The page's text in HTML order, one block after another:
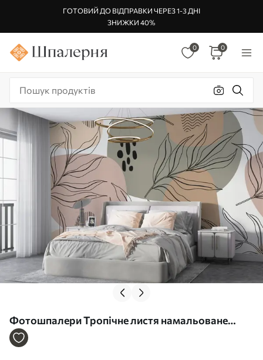
ГОТОВИЙ ДО ВІДПРАВКИ ЧЕРЕЗ 1-3 ДНІ
ЗНИЖКИ 40%
0 0
Фотошпалери Тропічне листя намальоване
вручну безшовним візерунком u99422